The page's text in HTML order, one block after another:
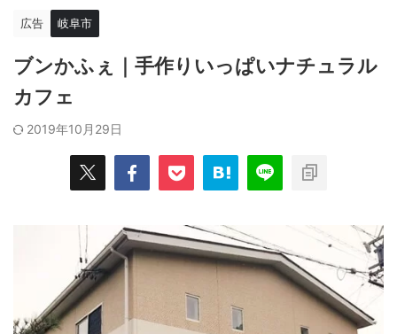
広告 岐阜市
ブンかふぇ｜手作りいっぱいナチュラル
カフェ
2019年10月29日